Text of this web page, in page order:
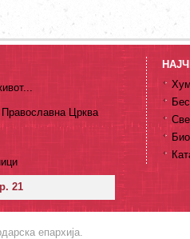
Православна Црква
21
епархија.